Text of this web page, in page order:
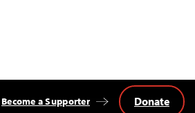
Become a Supporter Donate